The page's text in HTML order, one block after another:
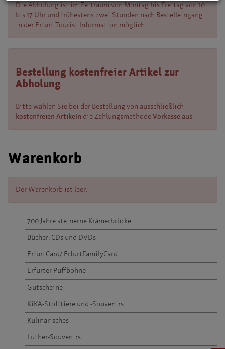
Die Abholung istim Zeitraum von Montag bis Freitag von 10
bis 17 Uhr und frühestens zwei Stunden nach Bestelleingang
in der Erfurt Tourist Information möglich.
Bestellung kostenfreier Artikel zur
Abholung
Bitte wählen Sie bei der Bestellung von ausschließlich
kostenfreien Artikeln die ZahlungsmethodeVorkasse aus.
Warenkorb
Der Warenkorb ist leer.
700 Jahre steinerne Krämerbrücke
Bücher, CDs und DVDs
ErfurtCard/ ErfurtFamilyCard
Erfurter Puffbohne
Gutscheine
KiKA-Stofftiere und -Souvenirs
Kulinarisches
Luther-Souvenirs